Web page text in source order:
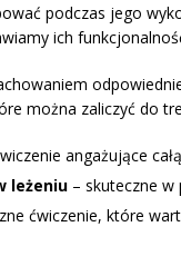
podczas jego
ich
można zaliczyć do
angażujące
leżeniu – skuteczne w
ćwiczenie, które